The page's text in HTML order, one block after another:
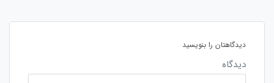
دیدگاهتان را بنویسید
دیدگاه